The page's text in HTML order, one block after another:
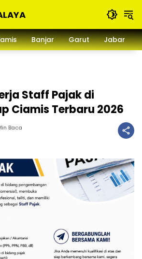
Banjar Garut Jabar
Staff Pajak di
Ciamis Terbaru 2026
Baca